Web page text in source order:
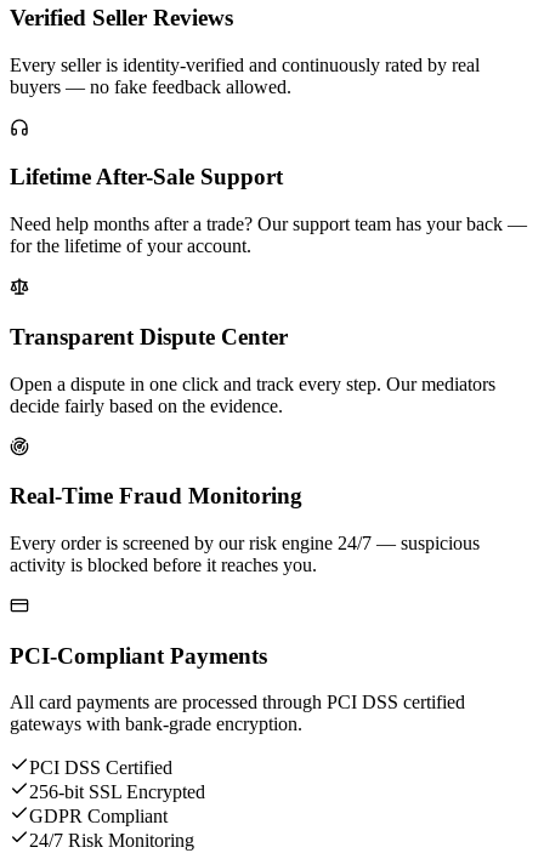
Verified Seller Reviews
Every seller is identity-verified and continuously rated by real
buyers — no fake feedback allowed.
Lifetime After-Sale Support
Need help months after a trade? Our support team has your back —
for the lifetime of your account.
Transparent Dispute Center
Open a dispute in one click and track every step. Our mediators
decide fairly based on the evidence.
Real-Time Fraud Monitoring
Every order is screened by our risk engine 24/7 — suspicious
activity is blocked before it reaches you.
PCI-Compliant Payments
All card payments are processed through PCI DSS certified
gateways with bank-grade encryption.
PCI DSS Certified
256-bit SSL Encrypted
GDPR Compliant
24/7 Risk Monitoring